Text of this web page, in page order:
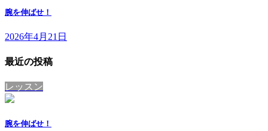
腕を伸ばせ！
2026年4月21日
最近の投稿
レッスン
腕を伸ばせ！